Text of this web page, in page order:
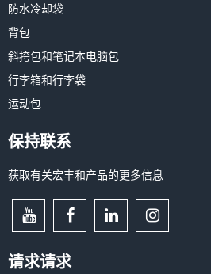
防水冷却袋
背包
斜挎包和笔记本电脑包
行李箱和行李袋
运动包
保持联系
获取有关宏丰和产品的更多信息
请求请求